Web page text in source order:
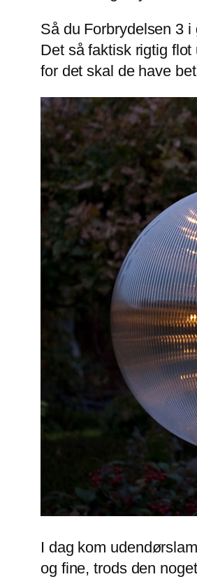
Så du Forbrydelsen 3
Det så faktisk rigtig
for det skal de have
I dag kom
og fine, trods den